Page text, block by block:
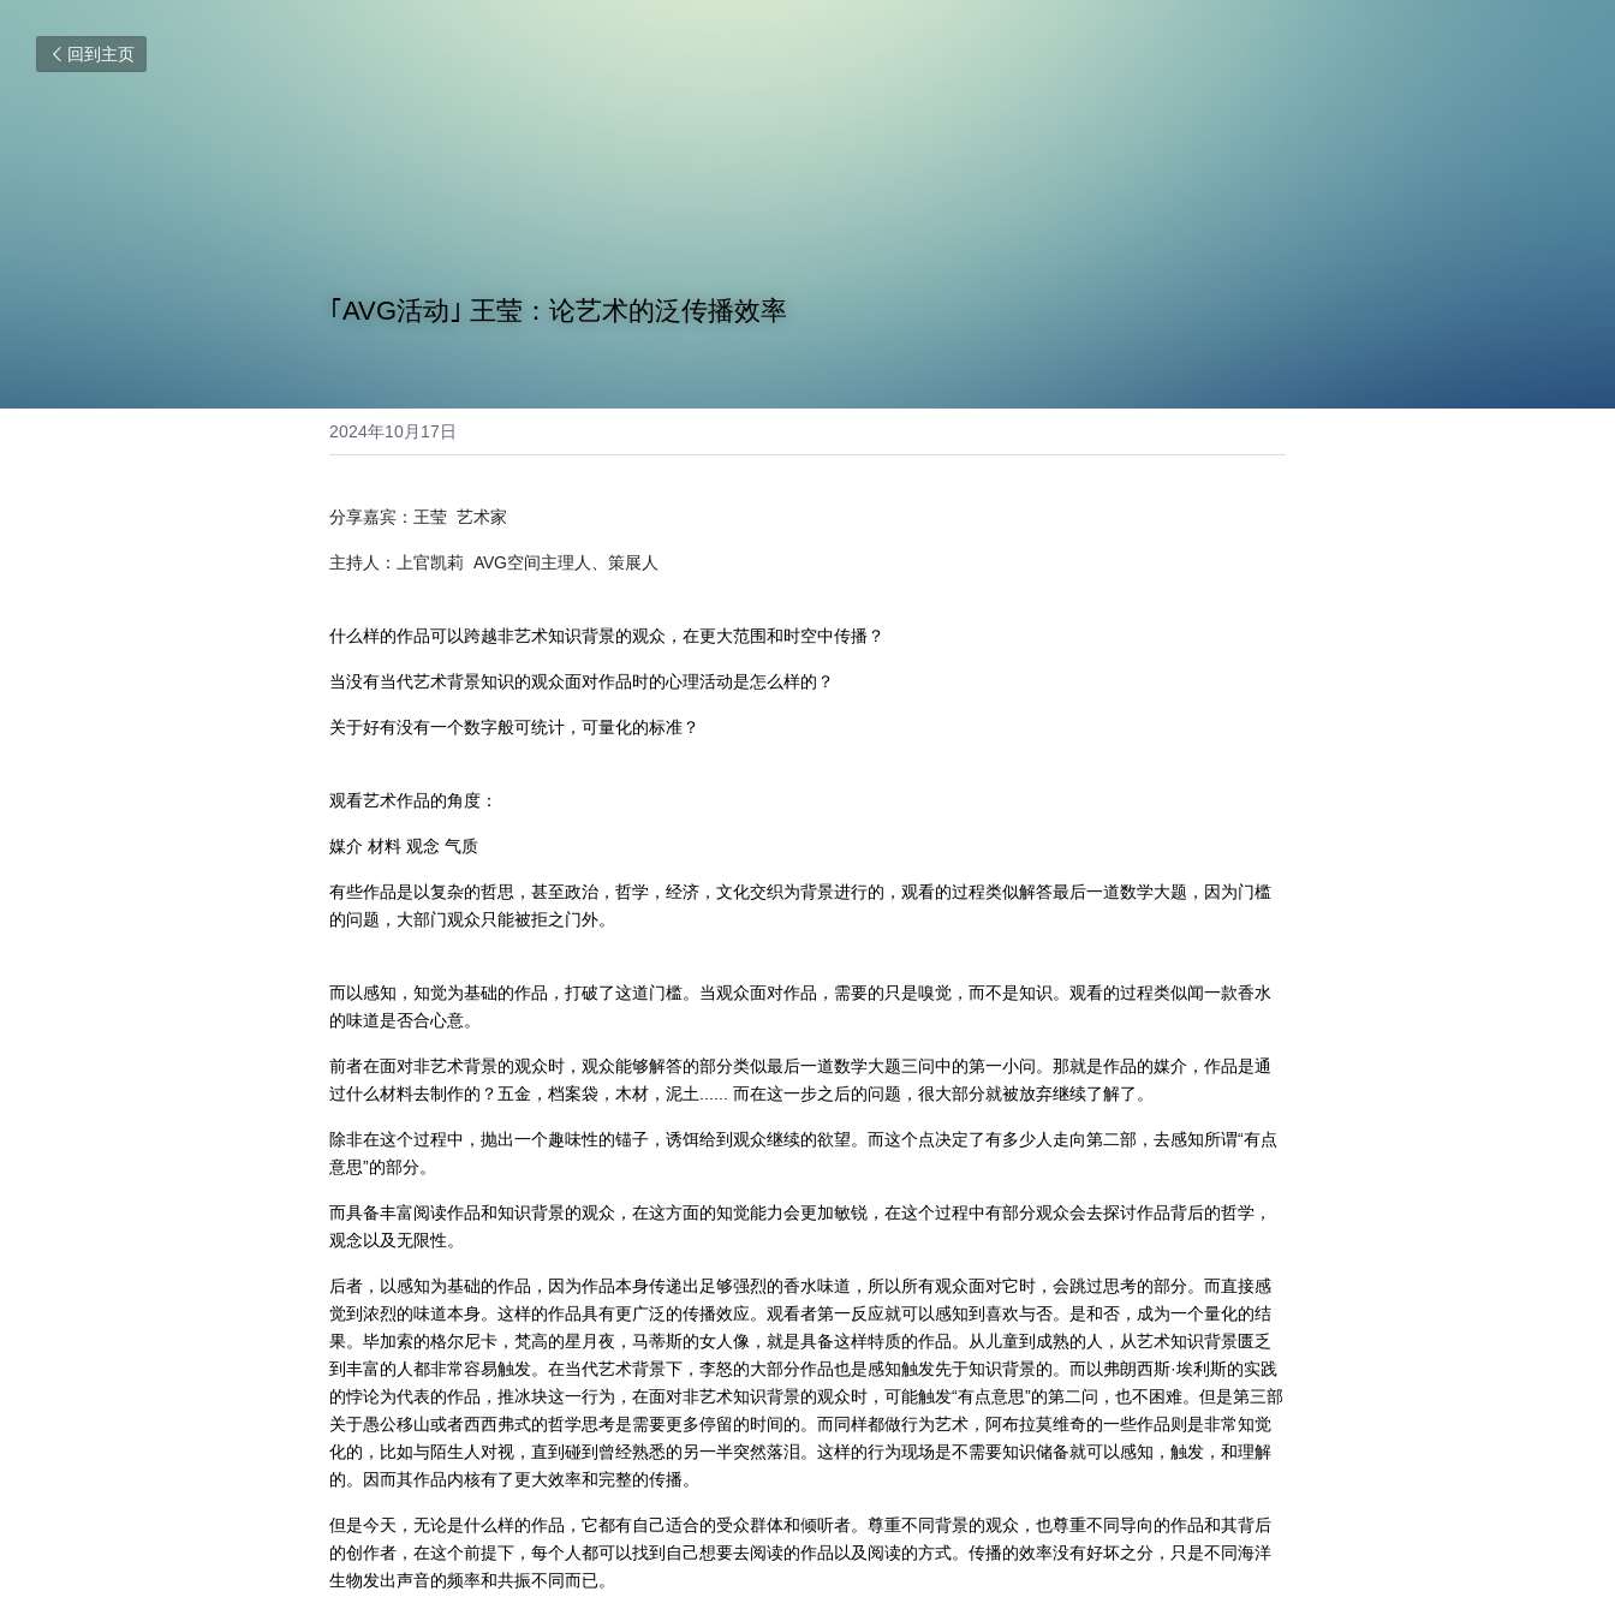
回到主页
｢AVG活动｣ 王莹：论艺术的泛传播效率
2024年10月17日
分享嘉宾：王莹  艺术家
主持人：上官凯莉  AVG空间主理人、策展人
什么样的作品可以跨越非艺术知识背景的观众，在更大范围和时空中传播？
当没有当代艺术背景知识的观众面对作品时的心理活动是怎么样的？
关于好有没有一个数字般可统计，可量化的标准？
观看艺术作品的角度：
媒介 材料 观念 气质
有些作品是以复杂的哲思，甚至政治，哲学，经济，文化交织为背景进行的，观看的过程类似解答最后一道数学大题，因为门槛
的问题，大部门观众只能被拒之门外。
而以感知，知觉为基础的作品，打破了这道门槛。当观众面对作品，需要的只是嗅觉，而不是知识。观看的过程类似闻一款香水
的味道是否合心意。
前者在面对非艺术背景的观众时，观众能够解答的部分类似最后一道数学大题三问中的第一小问。那就是作品的媒介，作品是通
过什么材料去制作的？五金，档案袋，木材，泥土...... 而在这一步之后的问题，很大部分就被放弃继续了解了。
除非在这个过程中，抛出一个趣味性的锚子，诱饵给到观众继续的欲望。而这个点决定了有多少人走向第二部，去感知所谓“有点
意思”的部分。
而具备丰富阅读作品和知识背景的观众，在这方面的知觉能力会更加敏锐，在这个过程中有部分观众会去探讨作品背后的哲学，
观念以及无限性。
后者，以感知为基础的作品，因为作品本身传递出足够强烈的香水味道，所以所有观众面对它时，会跳过思考的部分。而直接感
觉到浓烈的味道本身。这样的作品具有更广泛的传播效应。观看者第一反应就可以感知到喜欢与否。是和否，成为一个量化的结
果。毕加索的格尔尼卡，梵高的星月夜，马蒂斯的女人像，就是具备这样特质的作品。从儿童到成熟的人，从艺术知识背景匮乏
到丰富的人都非常容易触发。在当代艺术背景下，李怒的大部分作品也是感知触发先于知识背景的。而以弗朗西斯·埃利斯的实践
的悖论为代表的作品，推冰块这一行为，在面对非艺术知识背景的观众时，可能触发“有点意思”的第二问，也不困难。但是第三部
关于愚公移山或者西西弗式的哲学思考是需要更多停留的时间的。而同样都做行为艺术，阿布拉莫维奇的一些作品则是非常知觉
化的，比如与陌生人对视，直到碰到曾经熟悉的另一半突然落泪。这样的行为现场是不需要知识储备就可以感知，触发，和理解
的。因而其作品内核有了更大效率和完整的传播。
但是今天，无论是什么样的作品，它都有自己适合的受众群体和倾听者。尊重不同背景的观众，也尊重不同导向的作品和其背后
的创作者，在这个前提下，每个人都可以找到自己想要去阅读的作品以及阅读的方式。传播的效率没有好坏之分，只是不同海洋
生物发出声音的频率和共振不同而已。